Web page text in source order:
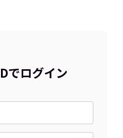
でログイン